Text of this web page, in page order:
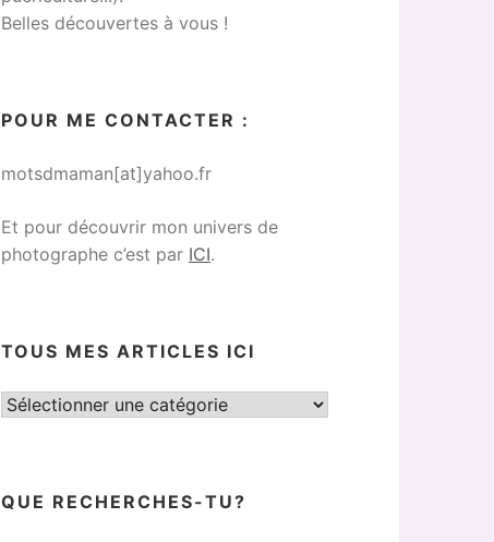
Belles découvertes à vous !
POUR ME CONTACTER :
motsdmaman[at]yahoo.fr
Et pour découvrir mon univers de
photographe c’est par ICI.
TOUS MES ARTICLES ICI
Tous
QUE RECHERCHES-TU?